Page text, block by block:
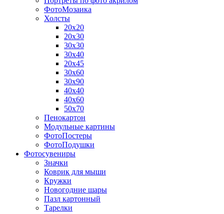
ФотоМозаика
Холсты
20х20
20х30
30х30
30х40
20х45
30х60
30х90
40х40
40х60
50х70
Пенокартон
Модульные картины
ФотоПостеры
ФотоПодушки
Фотоcувениры
Значки
Коврик для мыши
Кружки
Новогодние шары
Пазл картонный
Тарелки